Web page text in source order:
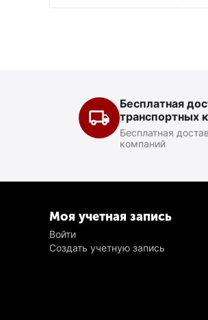
Бесплатная
транспортных
Бесплатная
компаний
Моя учетная запись
Войти
Создать учетную запись